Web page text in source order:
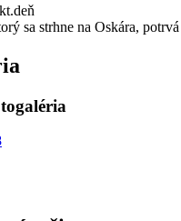
sa strhne na Oskára,